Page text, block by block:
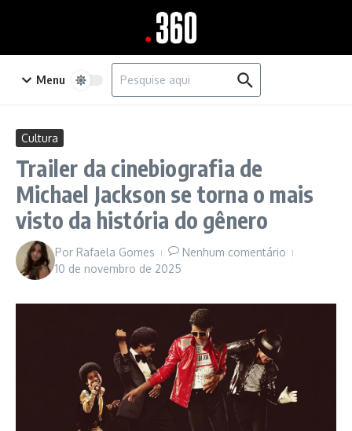
Menu
Procurar por:
Cultura
Trailer da cinebiografia de
Michael Jackson se torna o mais
visto da história do gênero
Por Rafaela Gomes
Nenhum comentário
10 de novembro de 2025